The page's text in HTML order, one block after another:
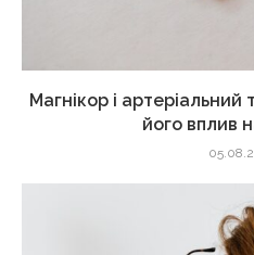
Магнікор і артеріальний
його вплив